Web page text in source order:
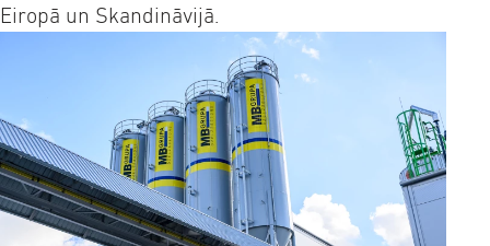
Eiropā un Skandināvijā.